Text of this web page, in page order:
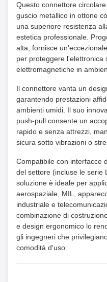
Questo connettore
guscio metallico in ottone
una superiore resistenza
estetica professionale.
alta, fornisce
per proteggere l'elettronica
elettromagnetiche in
Il connettore vanta un
garantendo prestazioni
ambienti umidi. Il suo
push-pull consente un
rapido e senza attrezzi,
sicura sotto vibrazioni o
Compatibile con interfacce
del settore (incluse le serie
soluzione è ideale per
aerospaziale, MIL,
industriale e
combinazione di
e design ergonomico lo
gli ingegneri che
comodità d'uso.